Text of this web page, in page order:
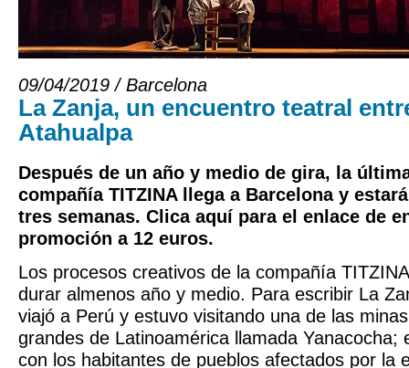
09/04/2019 / Barcelona
La Zanja, un encuentro teatral
Atahualpa
Después de un año y medio de gira, la
compañía TITZINA llega a Barcelona y
tres semanas. Clica aquí para el enlace de
promoción a 12 euros.
Los procesos creativos de la compañía
durar almenos año y medio. Para escribir La
viajó a Perú y estuvo visitando una de las
grandes de Latinoamérica llamada Yanacocha;
con los habitantes de pueblos afectados por la